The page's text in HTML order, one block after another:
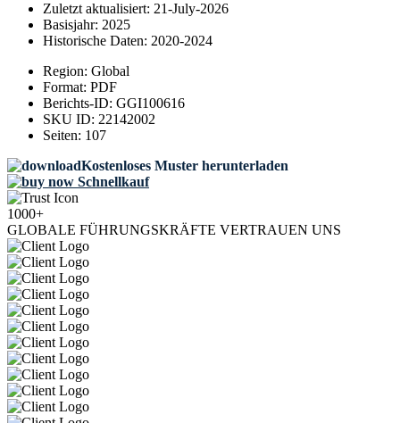
Zuletzt aktualisiert: 21-July-2026
Basisjahr: 2025
Historische Daten: 2020-2024
Region: Global
Format: PDF
Berichts-ID: GGI100616
SKU ID: 22142002
Seiten: 107
Kostenloses Muster herunterladen
Schnellkauf
1000+
GLOBALE FÜHRUNGSKRÄFTE VERTRAUEN UNS